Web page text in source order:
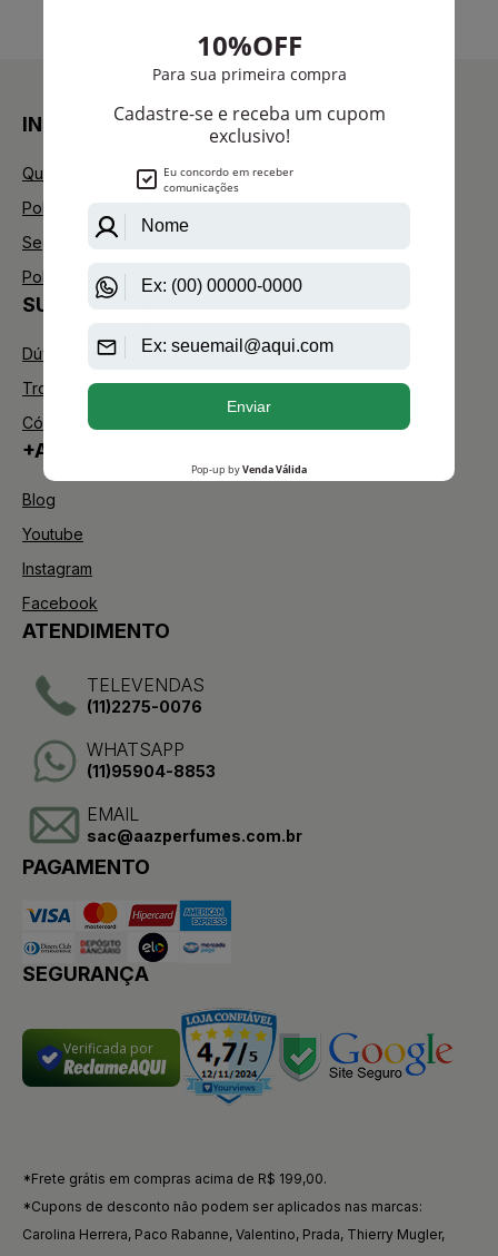
INSTITUCIONAL
Quem Somos
Política de Privacidade
Segurança
Política de Troca
SUPORTE
Dúvidas Frequentes
Trocas e Devoluções
Código de defesa do consumidor
+AAZ PERFUMES
Blog
Youtube
Instagram
Facebook
ATENDIMENTO
TELEVENDAS
(11)2275-0076
WHATSAPP
(11)95904-8853
EMAIL
sac@aazperfumes.com.br
PAGAMENTO
SEGURANÇA
Verificada por
*Frete grátis em compras acima de R$ 199,00.
*Cupons de desconto não podem ser aplicados nas marcas:
Carolina Herrera, Paco Rabanne, Valentino, Prada, Thierry Mugler,